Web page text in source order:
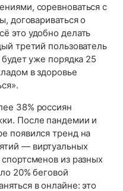
соревноваться с
договариваться о
это удобно делать
третий пользователь
уже порядка 25
в здоровье
38% россиян
После пандемии и
появился тренд на
— виртуальных
из разных
20% беговой
в онлайне: это